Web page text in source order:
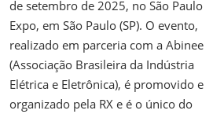
de setembro de 2025, no São Paulo
Expo, em São Paulo (SP). O evento,
realizado em parceria com a Abinee
(Associação Brasileira da Indústria
Elétrica e Eletrônica), é promovido e
organizado pela RX e é o único do